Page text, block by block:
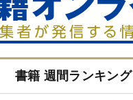
書籍 週間ランキング